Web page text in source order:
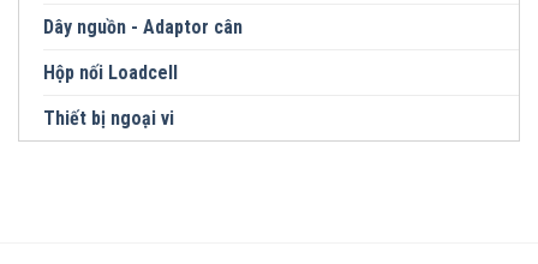
Dây nguồn - Adaptor cân
Hộp nối Loadcell
Thiết bị ngoại vi